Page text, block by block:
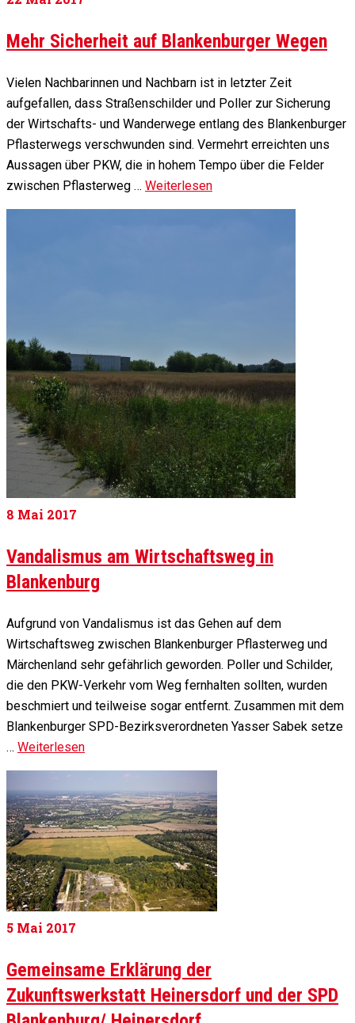
Mehr Sicherheit auf Blankenburger Wegen
Vielen Nachbarinnen und Nachbarn ist in letzter Zeit
aufgefallen, dass Straßenschilder und Poller zur Sicherung
der Wirtschafts- und Wanderwege entlang des Blankenburger
Pflasterwegs verschwunden sind. Vermehrt erreichten uns
Aussagen über PKW, die in hohem Tempo über die Felder
zwischen Pflasterweg … Weiterlesen
8 Mai 2017
Vandalismus am Wirtschaftsweg in
Blankenburg
Aufgrund von Vandalismus ist das Gehen auf dem
Wirtschaftsweg zwischen Blankenburger Pflasterweg und
Märchenland sehr gefährlich geworden. Poller und Schilder,
die den PKW-Verkehr vom Weg fernhalten sollten, wurden
beschmiert und teilweise sogar entfernt. Zusammen mit dem
Blankenburger SPD-Bezirksverordneten Yasser Sabek setze
… Weiterlesen
5 Mai 2017
Gemeinsame Erklärung der
Zukunftswerkstatt Heinersdorf und der SPD